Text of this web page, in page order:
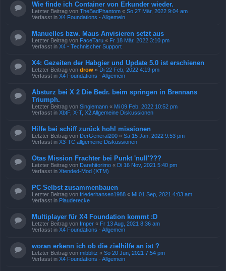
Wie finde ich Container von Erkunder wieder.
Letzter Beitrag von TheBadPhantom « So 27 Mär, 2022 9:04 am
Verfasst in X4 Foundations - Allgemein
Manuelles bzw. Maus Anvisieren setzt aus
Letzter Beitrag von FaceTaru « Fr 18 Mär, 2022 3:10 pm
Verfasst in X4 - Technischer Support
X4: Gezeiten der Habgier und Update 5.0 ist erschienen
Letzter Beitrag von drow « Di 22 Feb, 2022 4:19 pm
Verfasst in X4 Foundations - Allgemein
Absturz bei X 2 Die Bedr. beim springen in Brennans
Triumph.
Letzter Beitrag von Singlemann « Mi 09 Feb, 2022 10:52 pm
Verfasst in XbtF, X-T, X2 Allgemeine Diskussionen
Hilfe bei schiff zurück hohl missionen
Letzter Beitrag von DerGeneral200 « Sa 15 Jan, 2022 9:53 pm
Verfasst in X3-TC allgemeine Diskussionen
Otas Mission Frachter bei Punkt 'null'???
Letzter Beitrag von Darehitorimo « Di 16 Nov, 2021 5:40 pm
Verfasst in Xtended-Mod (XTM)
PC Selbst zusammenbauen
Letzter Beitrag von friederhansen1988 « Mi 01 Sep, 2021 4:03 am
Verfasst in Plauderecke
Multiplayer für X4 Foundation kommt :D
Letzter Beitrag von Imper « Fr 13 Aug, 2021 8:36 am
Verfasst in X4 Foundations - Allgemein
woran erkenn ich ob die zielhilfe an ist ?
Letzter Beitrag von mibblitz « So 20 Jun, 2021 7:54 pm
Verfasst in X4 Foundations - Allgemein